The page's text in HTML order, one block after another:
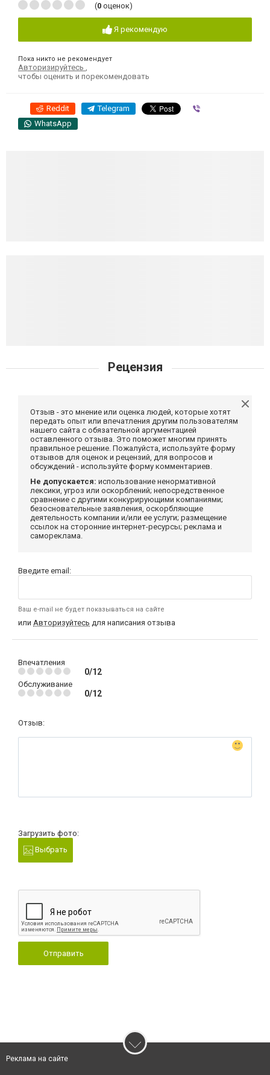
(0 оценок)
Я рекомендую
Пока никто не рекомендует
Авторизируйтесь ,
чтобы оценить и порекомендовать
Reddit Telegram
WhatsApp
Рецензия
Отзыв - это мнение или оценка людей, которые хотят
передать опыт или впечатления другим пользователям
нашего сайта с обязательной аргументацией
оставленного отзыва. Это поможет многим принять
правильное решение. Пожалуйста, используйте форму
отзывов для оценок и рецензий, для вопросов и
обсуждений - используйте форму комментариев.
Не допускается: использование ненормативной
лексики, угроз или оскорблений; непосредственное
сравнение с другими конкурирующими компаниями;
безосновательные заявления, оскорбляющие
деятельность компании и/или ее услуги; размещение
ссылок на сторонние интернет-ресурсы; реклама и
самореклама.
Введите email:
Ваш e-mail не будет показываться на сайте
или Авторизуйтесь для написания отзыва
Впечатления
0/12
Обслуживание
0/12
Отзыв:
Загрузить фото:
Выбрать
Отправить
Реклама на сайте